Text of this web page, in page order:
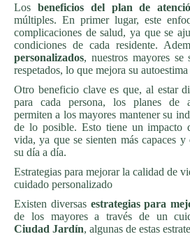
Los beneficios del plan de
múltiples. En primer lugar, este
complicaciones de salud, ya que se
condiciones de cada residente.
personalizados, nuestros mayores se
respetados, lo que mejora su
Otro beneficio clave es que, al estar
para cada persona, los planes de
permiten a los mayores mantener su
de lo posible. Esto tiene un impacto
vida, ya que se sienten más capaces
su día a día.
Estrategias para mejorar la calidad de
cuidado personalizado
Existen diversas estrategias para
de los mayores a través de un
Ciudad Jardín, algunas de estas